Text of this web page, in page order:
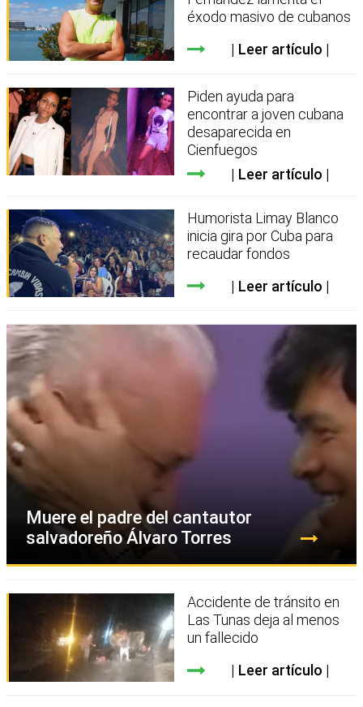
éxodo masivo de cubanos
Leer artículo
Piden ayuda para
encontrar a joven cubana
desaparecida en
Cienfuegos
Leer artículo
Humorista Limay Blanco
inicia gira por Cuba para
recaudar fondos
Leer artículo
Muere el padre del cantautor
salvadoreño Álvaro Torres
Accidente de tránsito en
Las Tunas deja al menos
un fallecido
Leer artículo